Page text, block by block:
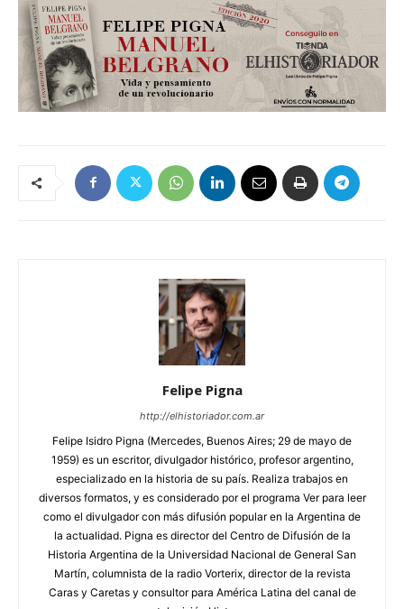
Felipe Pigna
http://elhistoriador.com.ar
Felipe Isidro Pigna (Mercedes, Buenos Aires; 29 de mayo de
1959) es un escritor, divulgador histórico, profesor argentino,
especializado en la historia de su país. Realiza trabajos en
diversos formatos, y es considerado por el programa Ver para leer
como el divulgador con más difusión popular en la Argentina de
la actualidad. Pigna es director del Centro de Difusión de la
Historia Argentina de la Universidad Nacional de General San
Martín, columnista de la radio Vorterix, director de la revista
Caras y Caretas y consultor para América Latina del canal de